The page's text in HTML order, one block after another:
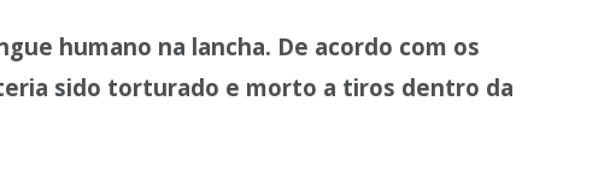
humano na lancha. De acordo com os
sido torturado e morto a tiros dentro da